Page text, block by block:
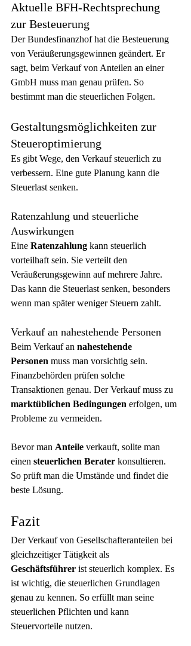
Aktuelle BFH-Rechtsprechung
zur Besteuerung
Der Bundesfinanzhof hat die Besteuerung
von Veräußerungsgewinnen geändert. Er
sagt, beim Verkauf von Anteilen an einer
GmbH muss man genau prüfen. So
bestimmt man die steuerlichen Folgen.
Gestaltungsmöglichkeiten zur
Steueroptimierung
Es gibt Wege, den Verkauf steuerlich zu
verbessern. Eine gute Planung kann die
Steuerlast senken.
Ratenzahlung und steuerliche
Auswirkungen
Eine Ratenzahlung kann steuerlich
vorteilhaft sein. Sie verteilt den
Veräußerungsgewinn auf mehrere Jahre.
Das kann die Steuerlast senken, besonders
wenn man später weniger Steuern zahlt.
Verkauf an nahestehende Personen
Beim Verkauf an nahestehende
Personen muss man vorsichtig sein.
Finanzbehörden prüfen solche
Transaktionen genau. Der Verkauf muss zu
marktüblichen Bedingungen erfolgen, um
Probleme zu vermeiden.
Bevor man Anteile verkauft, sollte man
einen steuerlichen Berater konsultieren.
So prüft man die Umstände und findet die
beste Lösung.
Fazit
Der Verkauf von Gesellschafteranteilen bei
gleichzeitiger Tätigkeit als
Geschäftsführer ist steuerlich komplex. Es
ist wichtig, die steuerlichen Grundlagen
genau zu kennen. So erfüllt man seine
steuerlichen Pflichten und kann
Steuervorteile nutzen.